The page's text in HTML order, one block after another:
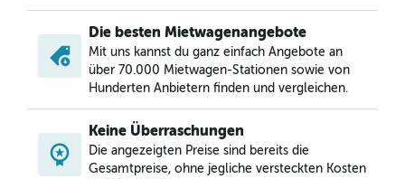
Mietwagen in Fairbanks / Northwest Crossing, Houston
Mietwagen in Fort Bend / Houston, Houston
Mietwagen in Fourth Ward, Houston
Mietwagen in Greenway / Upper Kirby Area, Houston
Mietwagen in Hidden Valley, Houston
Mietwagen in Independence Heights, Houston
Mietwagen in Kingwood, Houston
Die besten Mietwagenangebote
Mit uns kannst du ganz einfach Angebote an
über 70.000 Mietwagen-Stationen sowie von
Hunderten Anbietern finden und vergleichen.
Keine Überraschungen
Die angezeigten Preise sind bereits die
Gesamtpreise, ohne jegliche versteckten Kosten